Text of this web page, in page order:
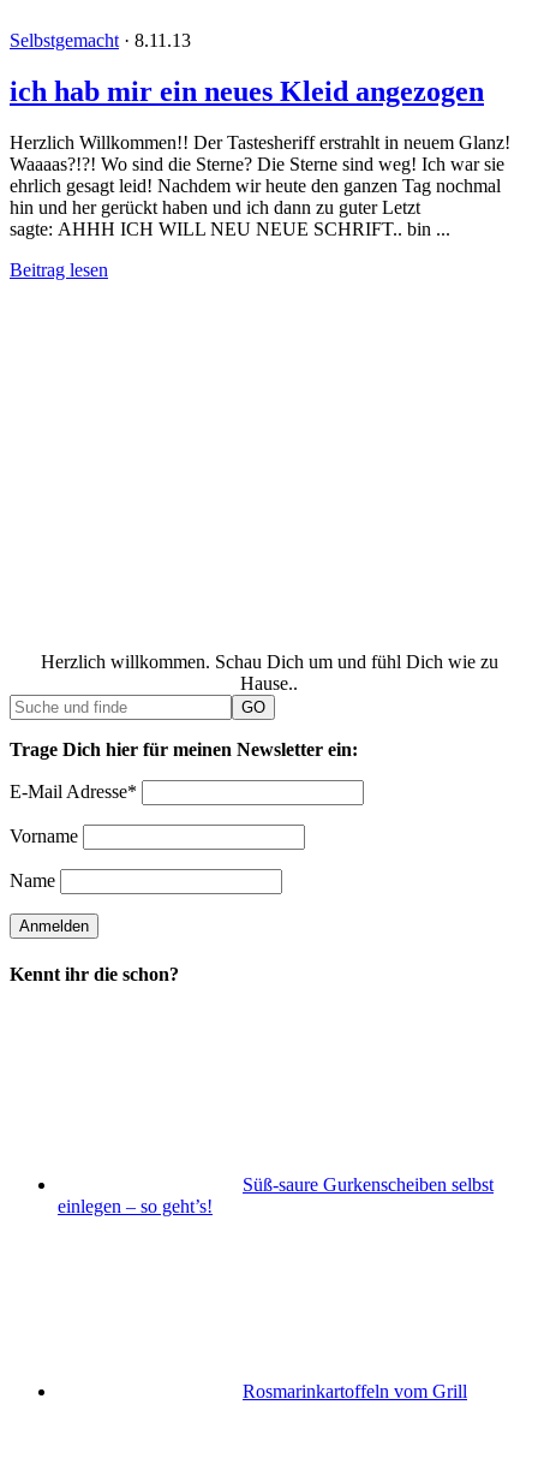
Selbstgemacht · 8.11.13
ich hab mir ein neues Kleid angezogen
Herzlich Willkommen!! Der Tastesheriff erstrahlt in neuem Glanz!
Waaaas?!?! Wo sind die Sterne? Die Sterne sind weg! Ich war sie
ehrlich gesagt leid! Nachdem wir heute den ganzen Tag nochmal
hin und her gerückt haben und ich dann zu guter Letzt
sagte: AHHH ICH WILL NEU NEUE SCHRIFT.. bin ...
Beitrag lesen
Herzlich willkommen. Schau Dich um und fühl Dich wie zu
Hause..
Trage Dich hier für meinen Newsletter ein:
E-Mail Adresse*
Vorname
Name
Kennt ihr die schon?
Süß-saure Gurkenscheiben selbst
einlegen – so geht’s!
Rosmarinkartoffeln vom Grill